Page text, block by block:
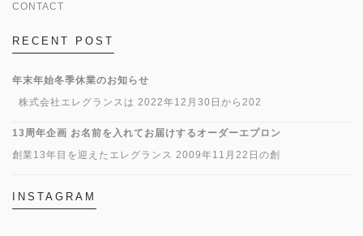
CONTACT
RECENT POST
年末年始冬季休業のお知らせ
株式会社エレグランスは 2022年12月30日から202
13周年企画 お名前を入れてお届けするオーダーエプロン
創業13年目を迎えたエレグランス 2009年11月22日の創
INSTAGRAM